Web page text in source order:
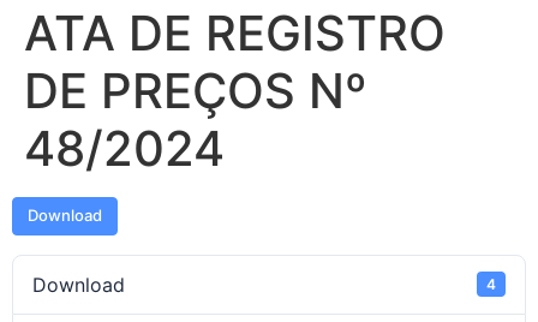
ATA DE REGISTRO
DE PREÇOS Nº
48/2024
Download
Download 4